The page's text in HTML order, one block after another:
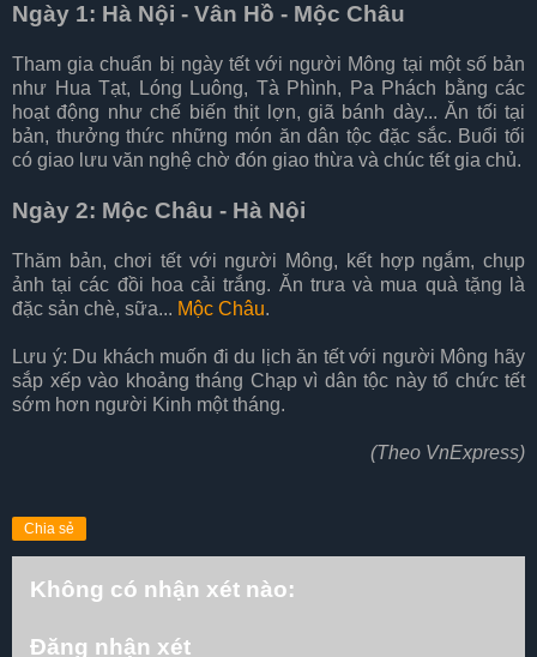
Ngày 1: Hà Nội - Vân Hồ - Mộc Châu
Tham gia chuẩn bị ngày tết với người Mông tại một số bản
như Hua Tạt, Lóng Luông, Tà Phình, Pa Phách bằng các
hoạt động như chế biến thịt lợn, giã bánh dày... Ăn tối tại
bản, thưởng thức những món ăn dân tộc đặc sắc. Buổi tối
có giao lưu văn nghệ chờ đón giao thừa và chúc tết gia chủ.
Ngày 2: Mộc Châu - Hà Nội
Thăm bản, chơi tết với người Mông, kết hợp ngắm, chụp
ảnh tại các đồi hoa cải trắng. Ăn trưa và mua quà tặng là
đặc sản chè, sữa... Mộc Châu.
Lưu ý: Du khách muốn đi du lịch ăn tết với người Mông hãy
sắp xếp vào khoảng tháng Chạp vì dân tộc này tổ chức tết
sớm hơn người Kinh một tháng.
(Theo VnExpress)
Chia sẻ
Không có nhận xét nào:
Đăng nhận xét